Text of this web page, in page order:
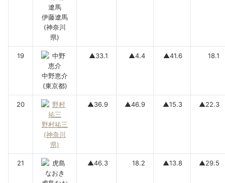
伊藤遼馬
(神奈川
県)
19
中野恵介
(東京都)
▲33.1 ▲4.4 ▲41.6 18.1
20
野村祐三
(神奈川
県)
▲36.9 ▲46.9 ▲15.3 ▲22.3
21 ▲46.3 18.2 ▲13.8 ▲29.5